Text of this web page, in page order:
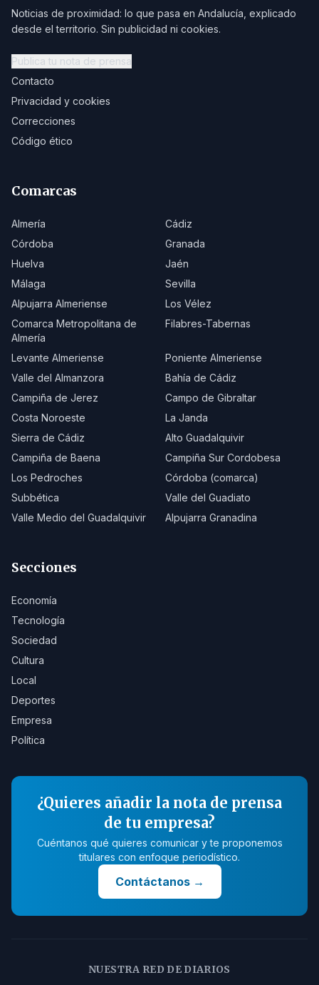
Noticias de proximidad: lo que pasa en Andalucía, explicado
desde el territorio. Sin publicidad ni cookies.
Publica tu nota de prensa
Contacto
Privacidad y cookies
Correcciones
Código ético
Comarcas
Almería
Cádiz
Córdoba
Granada
Huelva
Jaén
Málaga
Sevilla
Alpujarra Almeriense
Los Vélez
Comarca Metropolitana de
Almería
Filabres-Tabernas
Levante Almeriense
Poniente Almeriense
Valle del Almanzora
Bahía de Cádiz
Campiña de Jerez
Campo de Gibraltar
Costa Noroeste
La Janda
Sierra de Cádiz
Alto Guadalquivir
Campiña de Baena
Campiña Sur Cordobesa
Los Pedroches
Córdoba (comarca)
Subbética
Valle del Guadiato
Valle Medio del Guadalquivir
Alpujarra Granadina
Secciones
Economía
Tecnología
Sociedad
Cultura
Local
Deportes
Empresa
Política
¿Quieres añadir la nota de prensa
de tu empresa?
Cuéntanos qué quieres comunicar y te proponemos
titulares con enfoque periodístico.
Contáctanos→
NUESTRA RED DE DIARIOS